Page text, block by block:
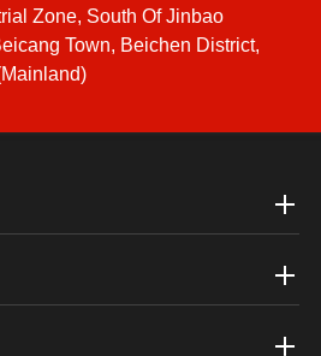
Zone, South Of Jinbao
Town, Beichen District,